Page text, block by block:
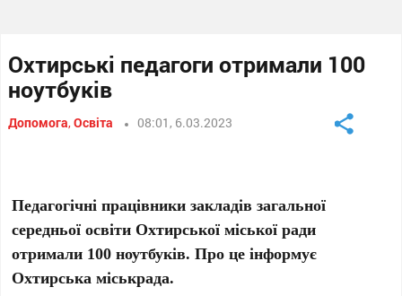
Охтирські педагоги отримали 100
ноутбуків
Допомога,Освіта 08:01, 6.03.2023
Педагогічні працівники закладів загальної
середньої освіти Охтирської міської ради
отримали 100 ноутбуків. Про це інформує
Охтирська міськрада.